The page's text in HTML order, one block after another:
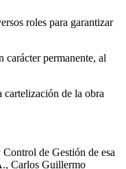
roles para garantizar
permanente, al
cartelización de la obra
de Gestión de esa
Carlos Guillermo